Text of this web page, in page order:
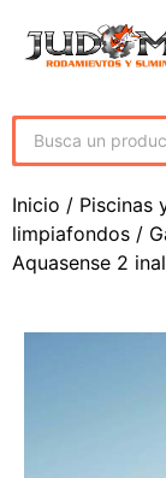
Inicio / Piscinas
limpiafondos /
Aquasense 2